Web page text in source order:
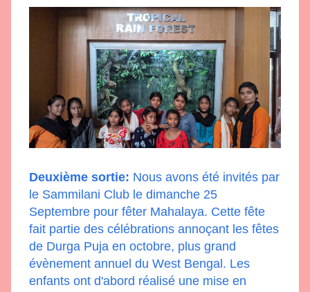
Deuxième sortie: Nous avons été invités par
le Sammilani Club le dimanche 25
Septembre pour fêter Mahalaya. Cette fête
fait partie des célébrations annoçant les fêtes
de Durga Puja en octobre, plus grand
évènement annuel du West Bengal. Les
enfants ont d'abord réalisé une mise en